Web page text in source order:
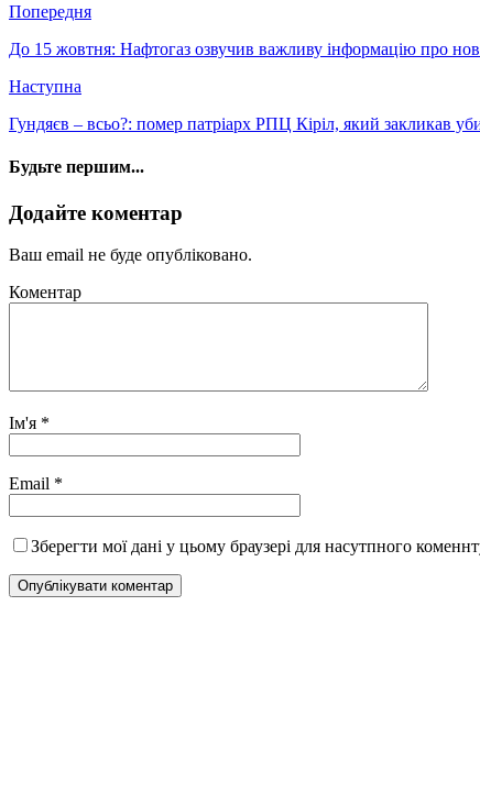
Попередня
До 15 жовтня: Нафтогаз озвучив важливу інформацію про
Наступна
Гундяєв – всьо?: помер патріарх РПЦ Кіріл, який закликав
Будьте першим...
Додайте коментар
Ваш email не буде опубліковано.
Коментар
Ім'я *
Email *
Зберегти мої дані у цьому браузері для насутпного